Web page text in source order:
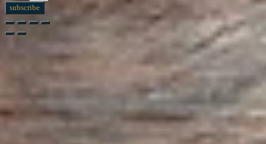
subscribe